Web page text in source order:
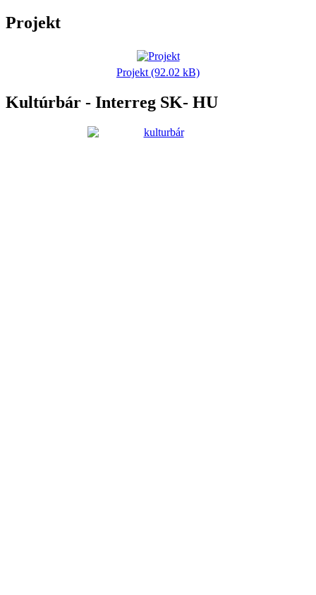
Projekt
Projekt (92.02 kB)
Kultúrbár - Interreg SK- HU